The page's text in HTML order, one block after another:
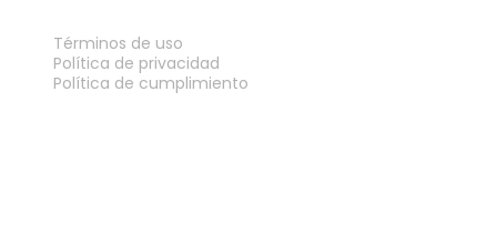
Términos de uso
Política de privacidad
Política de cumplimiento